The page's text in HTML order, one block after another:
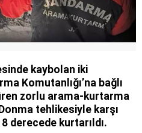
kaybolan iki
Komutanlığı’na bağlı
zorlu arama-kurtarma
tehlikesiyle karşı
derecede kurtarıldı.